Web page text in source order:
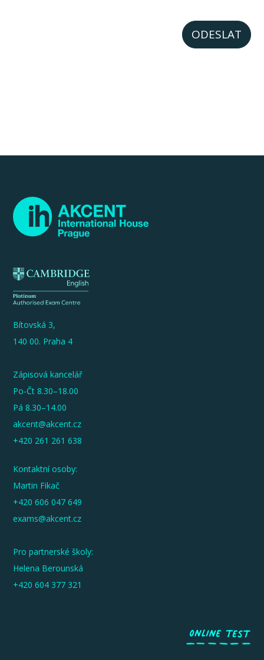
Bítovská 3,
140 00. Praha 4
Zápisová kancelář
Po-Čt 8.30–18.00
Pá 8.30–14.00
akcent@akcent.cz
+420 261 261 638
Kontaktní osoby:
Martin Fikač
+420 606 047 649
exams@akcent.cz
Pro partnerské školy:
Helena Berounská
+420 604 377 321